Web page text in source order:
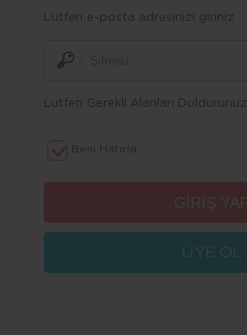
Lütfen e-posta adresinizi giriniz
Lütfen Gerekli Alanları Doldurunuz.
Beni Hatırla
ÜYE OL